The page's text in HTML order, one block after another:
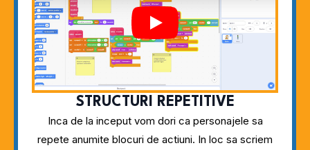
Play
STRUCTURI REPETITIVE
Inca de la inceput vom dori ca personajele sa
repete anumite blocuri de actiuni. In loc sa scriem